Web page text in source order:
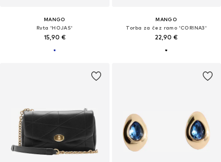
MANGO
Ruta 'HOJAS'
15,90 €
MANGO
Torba za čez ramo 'CORINA3'
22,90 €